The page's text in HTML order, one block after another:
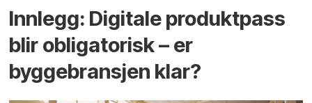
Innlegg: Digitale produktpass
blir obligatorisk – er
byggebransjen klar?